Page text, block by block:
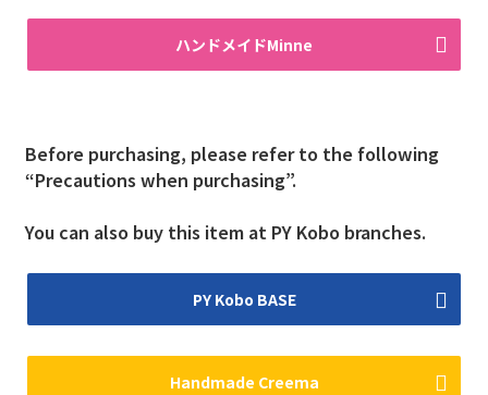
ハンドメイドMinne
Before purchasing, please refer to the following
“Precautions when purchasing”.
You can also buy this item at PY Kobo branches.
PY Kobo BASE
Handmade Creema